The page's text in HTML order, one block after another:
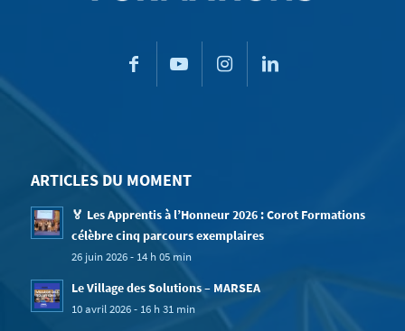
ARTICLES DU MOMENT
🏅 Les Apprentis à l’Honneur 2026 : Corot Formations
célèbre cinq parcours exemplaires
26 juin 2026 - 14 h 05 min
Le Village des Solutions – MARSEA
10 avril 2026 - 16 h 31 min